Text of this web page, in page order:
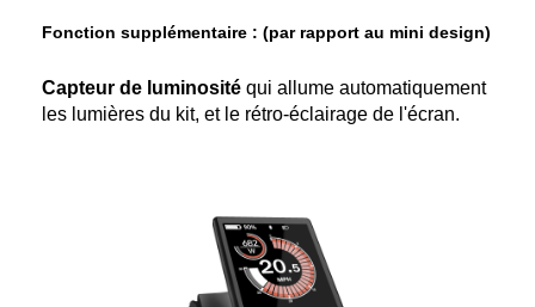
Fonction supplémentaire : (par rapport au mini design)
Capteur de luminosité qui allume automatiquement
les lumières du kit, et le rétro-éclairage de l'écran.